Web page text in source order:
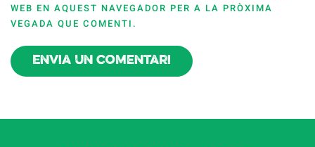
WEB EN AQUEST NAVEGADOR PER A LA PRÒXIMA
VEGADA QUE COMENTI.
Envia un comentari